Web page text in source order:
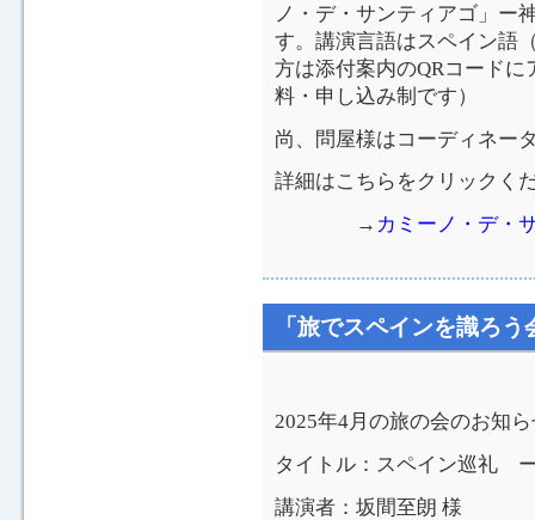
ノ・デ・サンティアゴ」ー
す。講演言語はスペイン語
方は添付案内のQRコード
料・申し込み制です）
尚、問屋様はコーディネー
詳細はこちらをクリックく
→ カミーノ・デ・
「旅でスペインを識ろ
2025年4月の旅の会のお知
タイトル：スペイン巡礼
講演者：坂間至朗 様